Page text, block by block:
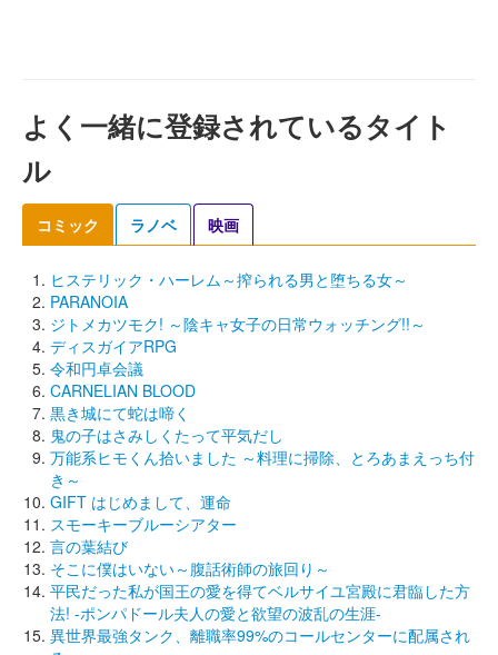
よく一緒に登録されているタイト
ル
コミック ラノベ 映画
ヒステリック・ハーレム～搾られる男と堕ちる女～
PARANOIA
ジトメカツモク! ～陰キャ女子の日常ウォッチング!!～
ディスガイアRPG
令和円卓会議
CARNELIAN BLOOD
黒き城にて蛇は啼く
鬼の子はさみしくたって平気だし
万能系ヒモくん拾いました ～料理に掃除、とろあまえっち付
き～
GIFT はじめまして、運命
スモーキーブルーシアター
言の葉結び
そこに僕はいない～腹話術師の旅回り～
平民だった私が国王の愛を得てベルサイユ宮殿に君臨した方
法! ‐ポンパドール夫人の愛と欲望の波乱の生涯‐
異世界最強タンク、離職率99%のコールセンターに配属され